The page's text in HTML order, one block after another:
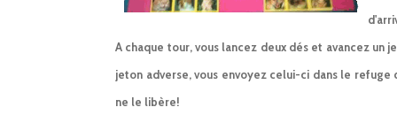
A chaque tour, vous lancez deux dés et avancez un
jeton adverse, vous envoyez celui-ci dans le
ne le libère!